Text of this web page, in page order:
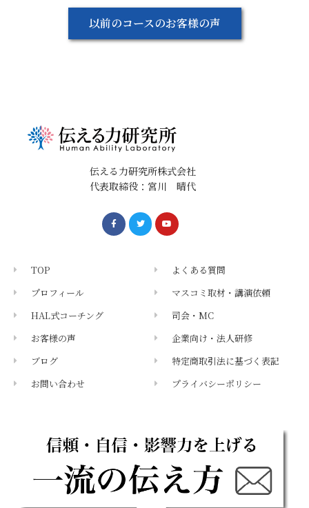
以前のコースのお客様の声
伝える力研究所株式会社
代表取締役：宮川 晴代
TOP
プロフィール
HAL式コーチング
お客様の声
ブログ
お問い合わせ
よくある質問
マスコミ取材・講演依頼
司会・MC
企業向け・法人研修
特定商取引法に基づく表記
プライバシーポリシー